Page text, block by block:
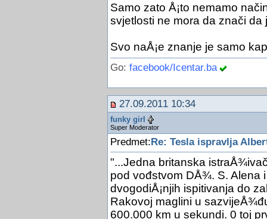
Samo zato Å¡to nemamo
svjetlosti ne mora da znači da
Svo naÅ¡e znanje je samo
Go: facebook/Icentar.ba
27.09.2011 10:34
funky girl
Super Moderator
Predmet: Re: Tesla ispravlja
"...Jedna britanska
pod vođstvom DÅ¾. S. Alena
dvogodiÅ¡njih ispitivanja do
Rakovoj maglini u
600.000 km u sekundi. 0 toj